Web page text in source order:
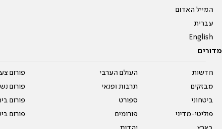
המייל האדום
עברית
English
מדורים
חדשות
מבזקים
ביטחוני
פוליטי-מדיני
העולם הערבי
תרבות ופנאי
ספורט
פורומים
פורום
פורום
פורום
פורום